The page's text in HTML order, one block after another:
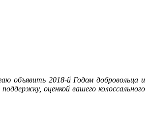
объявить 2018-й Годом добровольца и
оценкой вашего колоссального